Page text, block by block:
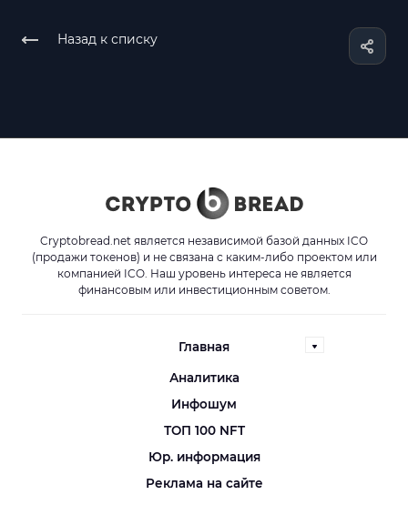
Назад к списку
Cryptobread.net является независимой базой данных ICO
(продажи токенов) и не связана с каким-либо проектом или
компанией ICO. Наш уровень интереса не является
финансовым или инвестиционным советом.
Главная
Аналитика
Инфошум
ТОП 100 NFT
Юр. информация
Реклама на сайте